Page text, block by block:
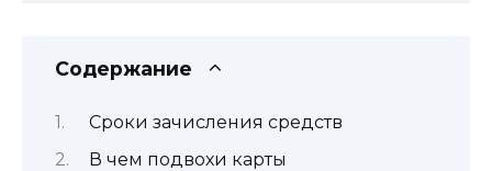
Содержание
Сроки зачисления средств
В чем подвохи карты